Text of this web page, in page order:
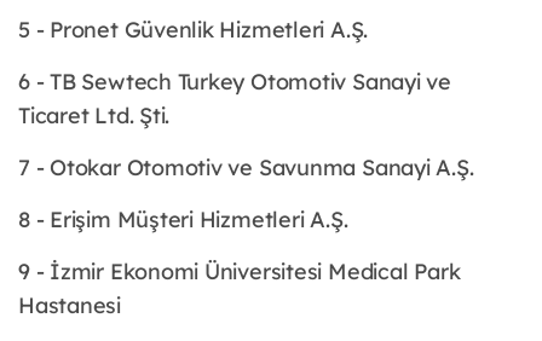
5 - Pronet Güvenlik Hizmetleri A.Ş.
6 - TB Sewtech Turkey Otomotiv Sanayi ve
Ticaret Ltd. Şti.
7 - Otokar Otomotiv ve Savunma Sanayi A.Ş.
8 - Erişim Müşteri Hizmetleri A.Ş.
9 - İzmir Ekonomi Üniversitesi Medical Park
Hastanesi